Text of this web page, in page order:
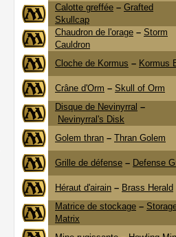
Calotte greffée – Grafted
Skullcap
Chaudron de l'orage – Storm
Cauldron
Cloche de Kormus – Kormus
Crâne d'Orm – Skull of Orm
Disque de Nevinyrral –
Nevinyrral's Disk
Golem thran – Thran Golem
Grille de défense – Defense
Héraut d'airain – Brass Herald
Matrice de stockage –
Matrix